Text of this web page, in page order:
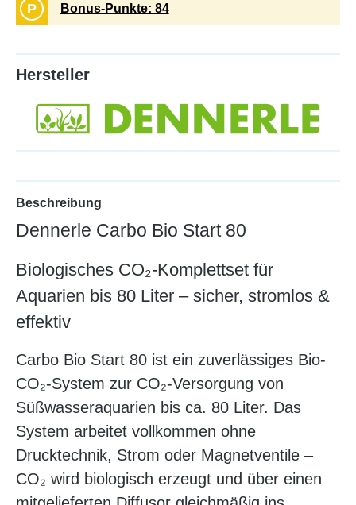
P Bonus-Punkte: 84
Hersteller
Beschreibung
Dennerle Carbo Bio Start 80
Biologisches CO₂-Komplettset für
Aquarien bis 80 Liter – sicher, stromlos &
effektiv
Carbo Bio Start 80 ist ein zuverlässiges Bio-
CO₂-System zur CO₂-Versorgung von
Süßwasseraquarien bis ca. 80 Liter. Das
System arbeitet vollkommen ohne
Drucktechnik, Strom oder Magnetventile –
CO₂ wird biologisch erzeugt und über einen